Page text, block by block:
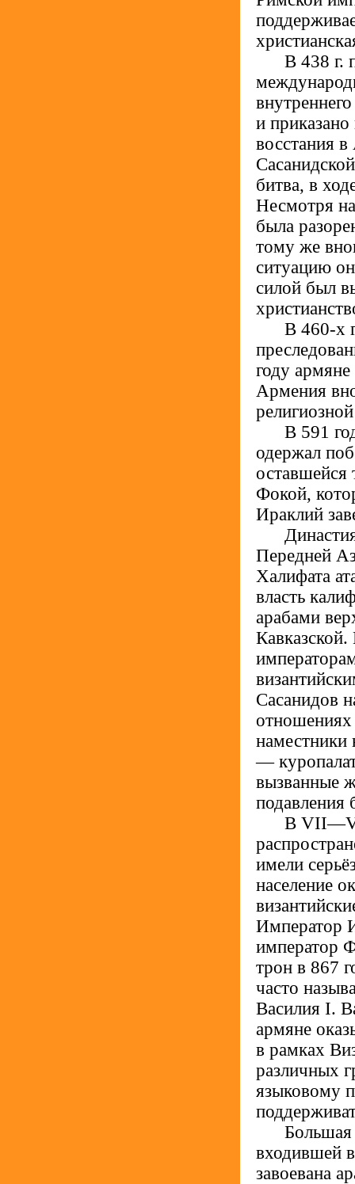
В 438 г.
и
восстания
битва, в
Несмотря
была
тому же
ситуацию
силой был
В 460-х
году
Армения
В 591
одержал
Фокой,
Ираклий
Передней
Халифата
власть
арабами
Сасанидов
отношениях
наместники
—
вызванные
подавления
В
имели
население
Император
император
трон в 867
часто
Василия I.
армяне
в рамках
различных
языковому
Большая
входившей
завоевана